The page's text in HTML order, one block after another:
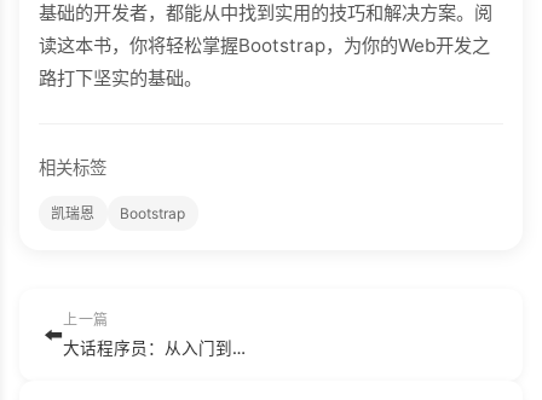
基础的开发者，都能从中找到实用的技巧和解决方案。阅
读这本书，你将轻松掌握Bootstrap，为你的Web开发之
路打下坚实的基础。
相关标签
凯瑞恩 Bootstrap
⬅️
上一篇
大话程序员：从入门到优秀全攻略 (安晓辉).pdf